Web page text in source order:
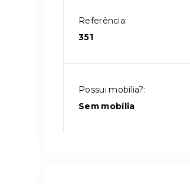
Referência:
351
Possui mobília?:
Sem mobília